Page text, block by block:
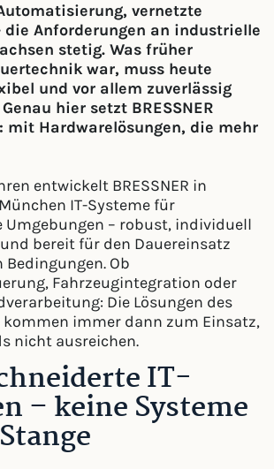
vernetzte
Anforderungen an industrielle
stetig. Was früher
war, muss heute
und vor allem zuverlässig
hier setzt BRESSNER
mit Hardwarelösungen, die mehr
entwickelt BRESSNER in
IT-Systeme für
Umgebungen – robust, individuell
bereit für den Dauereinsatz
Ob
Fahrzeugintegration oder
Die Lösungen des
immer dann zum Einsatz,
nicht ausreichen.
IT-
– keine Systeme